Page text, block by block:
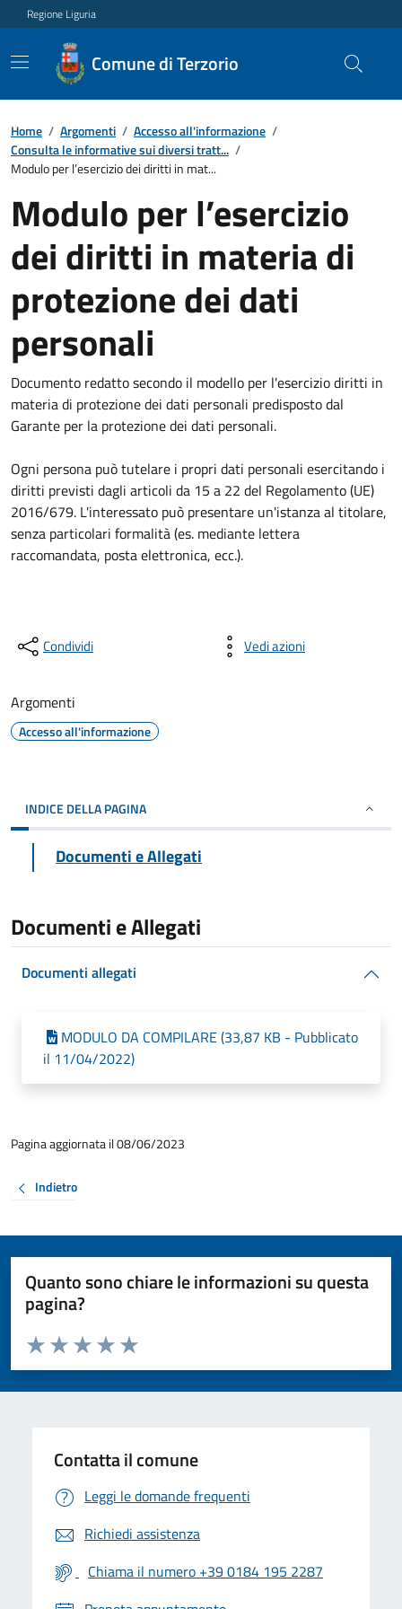
Regione Liguria
Comune di Terzorio
Home / Argomenti / Accesso all'informazione /
Consulta le informative sui diversi tratt... /
Modulo per l’esercizio dei diritti in mat...
Modulo per l’esercizio
dei diritti in materia di
protezione dei dati
personali
Documento redatto secondo il modello per l'esercizio diritti in
materia di protezione dei dati personali predisposto dal
Garante per la protezione dei dati personali.
Ogni persona può tutelare i propri dati personali esercitando i
diritti previsti dagli articoli da 15 a 22 del Regolamento (UE)
2016/679. L'interessato può presentare un'istanza al titolare,
senza particolari formalità (es. mediante lettera
raccomandata, posta elettronica, ecc.).
Condividi Vedi azioni
Argomenti
Accesso all'informazione
INDICE DELLA PAGINA
Documenti e Allegati
Documenti e Allegati
Documenti allegati
MODULO DA COMPILARE (33,87 KB - Pubblicato
il 11/04/2022)
Pagina aggiornata il 08/06/2023
Indietro
Quanto sono chiare le informazioni su questa
pagina?
Valuta da 1 a 5 stelle la pagina
Valuta 5 stelle su 5
Valuta 4 stelle su 5
Valuta 3 stelle su 5
Valuta 2 stelle su 5
Valuta 1 stelle su 5
Contatta il comune
Leggi le domande frequenti
Richiedi assistenza
Chiama il numero +39 0184 195 2287